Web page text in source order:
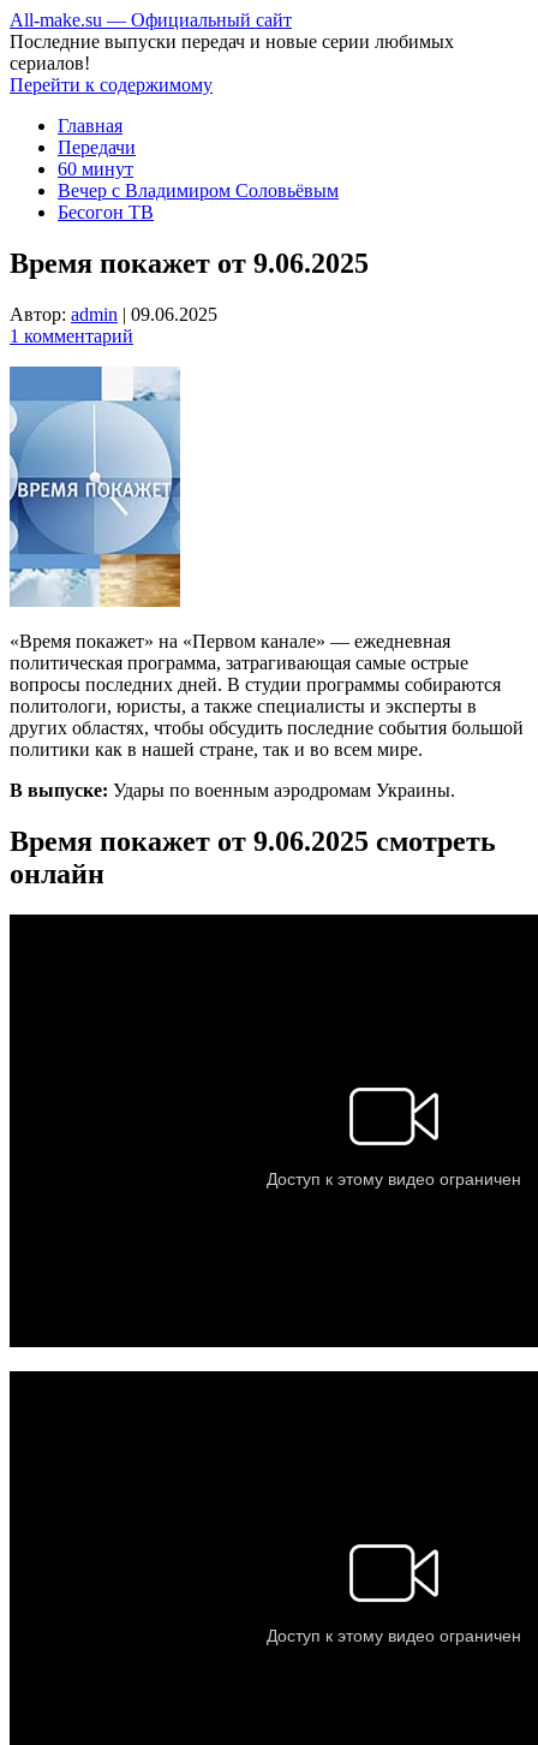
All-make.su — Официальный сайт
Последние выпуски передач и новые серии любимых
сериалов!
Перейти к содержимому
Главная
Передачи
60 минут
Вечер с Владимиром Соловьёвым
Бесогон ТВ
Время покажет от 9.06.2025
Автор: admin | 09.06.2025
1 комментарий
«Время покажет» на «Первом канале» — ежедневная
политическая программа, затрагивающая самые острые
вопросы последних дней. В студии программы собираются
политологи, юристы, а также специалисты и эксперты в
других областях, чтобы обсудить последние события большой
политики как в нашей стране, так и во всем мире.
В выпуске: Удары по военным аэродромам Украины.
Время покажет от 9.06.2025 смотреть
онлайн